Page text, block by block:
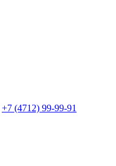
+7 (4712) 99-99-91